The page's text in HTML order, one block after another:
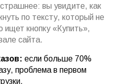
вы увидите, как
по тексту, который не
ищет кнопку «Купить»,
сайта.
если больше 70%
проблема в первом